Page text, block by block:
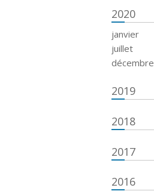
2020
janvier
juillet
décembre
2019
2018
2017
2016